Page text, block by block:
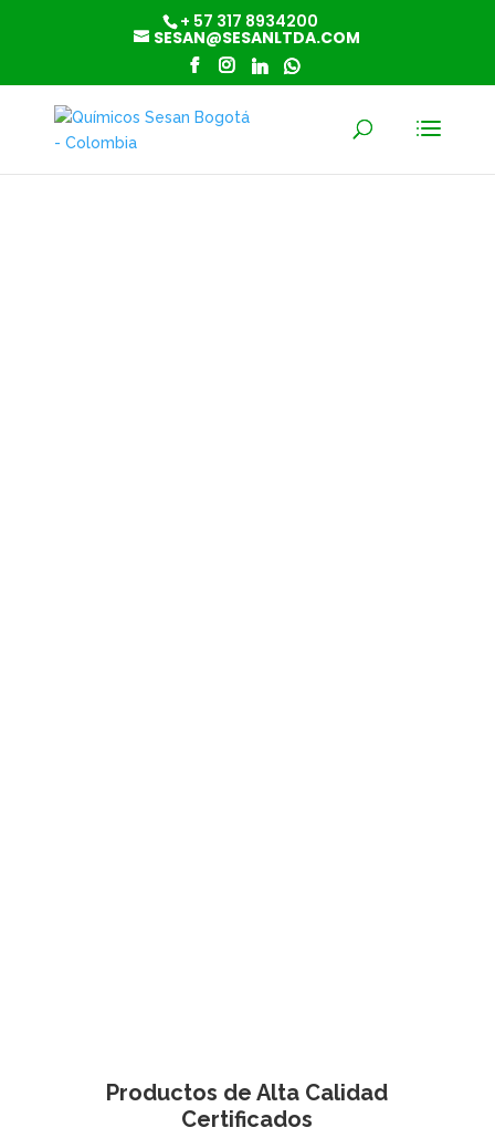
+ 57 317 8934200
SESAN@SESANLTDA.COM
Productos de Alta Calidad
Certificados